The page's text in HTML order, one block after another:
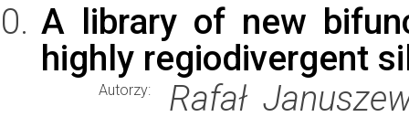
A library of new
highly regiodivergent
Autorzy:
Rafał